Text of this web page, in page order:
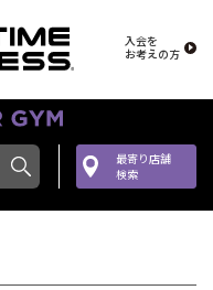
入会を
お考えの方
最寄り店舗
検索